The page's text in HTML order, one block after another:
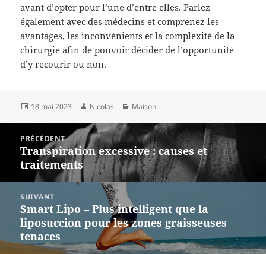
avant d’opter pour l’une d’entre elles. Parlez
également avec des médecins et comprenez les
avantages, les inconvénients et la complexité de la
chirurgie afin de pouvoir décider de l’opportunité
d’y recourir ou non.
Publié
18 mai 2023 Auteur
Nicolas Catégories
Maison
l’article
PRÉCÉDENT
Article
précédent :
Transpiration excessive : causes et
traitements
SUIVANT
Article
suivant :
Smart Lipo – Plus intelligent que la
liposuccion pour les zones graisseuses
tenaces